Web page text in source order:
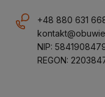
+48 880 631
NIP:
REGON: